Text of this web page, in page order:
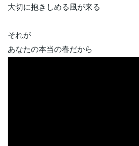
大切に抱きしめる風が来る
それが
あなたの本当の春だから